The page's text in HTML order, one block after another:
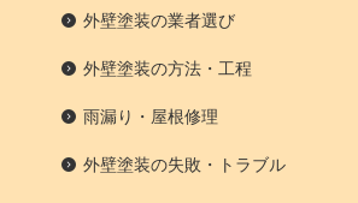
外壁塗装の業者選び
外壁塗装の方法・工程
雨漏り・屋根修理
外壁塗装の失敗・トラブル